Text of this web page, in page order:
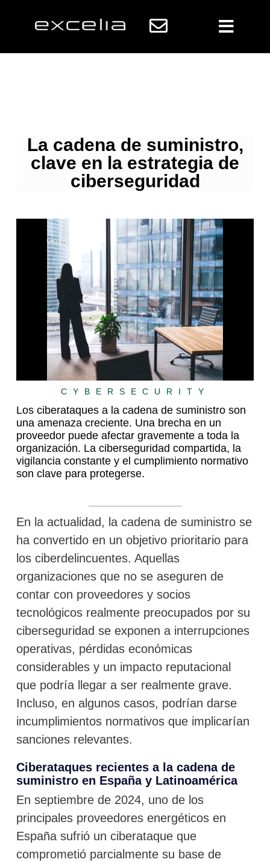
La cadena de suministro,
clave en la estrategia de
ciberseguridad
CYBERSECURITY
Los ciberataques a la cadena de suministro son
una amenaza creciente. Una brecha en un
proveedor puede afectar gravemente a toda la
organización. La ciberseguridad compartida, la
vigilancia constante y el cumplimiento normativo
son clave para protegerse.
En la actualidad, la cadena de suministro se
ha convertido en un objetivo prioritario para
los ciberdelincuentes. Aquellas
organizaciones que no se aseguren de
contar con proveedores y socios
tecnológicos realmente preocupados por su
ciberseguridad se exponen a interrupciones
operativas, pérdidas económicas
considerables y un impacto reputacional
que podría llegar a ser realmente grave.
Incluso, en algunos casos, podrían darse
incumplimientos normativos que implicarían
sanciones relevantes.
Ciberataques recientes a la cadena de
suministro en España y Latinoamérica
En septiembre de 2024, uno de los
principales proveedores energéticos en
España sufrió un ciberataque que
comprometió parcialmente su base de